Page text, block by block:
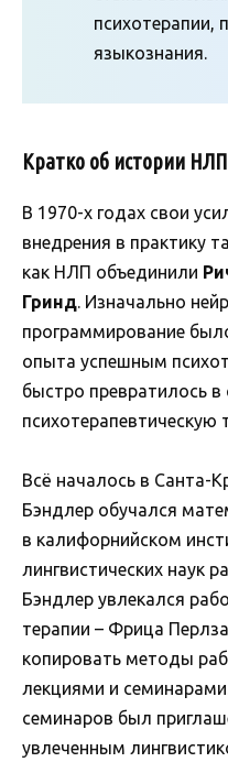
психотерапии,
языкознания.
Кратко об истории НЛП
В 1970-х годах свои
внедрения в практику
как НЛП объединили
Гринд. Изначально
программирование
опыта успешным
быстро превратилось
психотерапевтическую
Всё началось в Санта-
Бэндлер обучался
в калифорнийском
лингвистических наук
Бэндлер увлекался
терапии – Фрица
копировать методы
лекциями и
семинаров был
увлеченным